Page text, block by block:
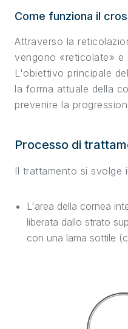
Come funziona il
Attraverso la
vengono «reticolate» e
L'obiettivo principale
la forma attuale della
prevenire la
Processo di
Il trattamento si svolge
L'area della cornea
liberata dallo strato
con una lama sottile